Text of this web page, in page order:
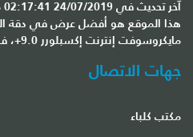
آخر تحديث في 24/07/2019 02:17:41 م
مايكروسوفت إنترنت إكسبلورر 9.0+، فايرفوكس 3.6+، سفاري 5.0+
جهات الاتصال
مكتب كلباء